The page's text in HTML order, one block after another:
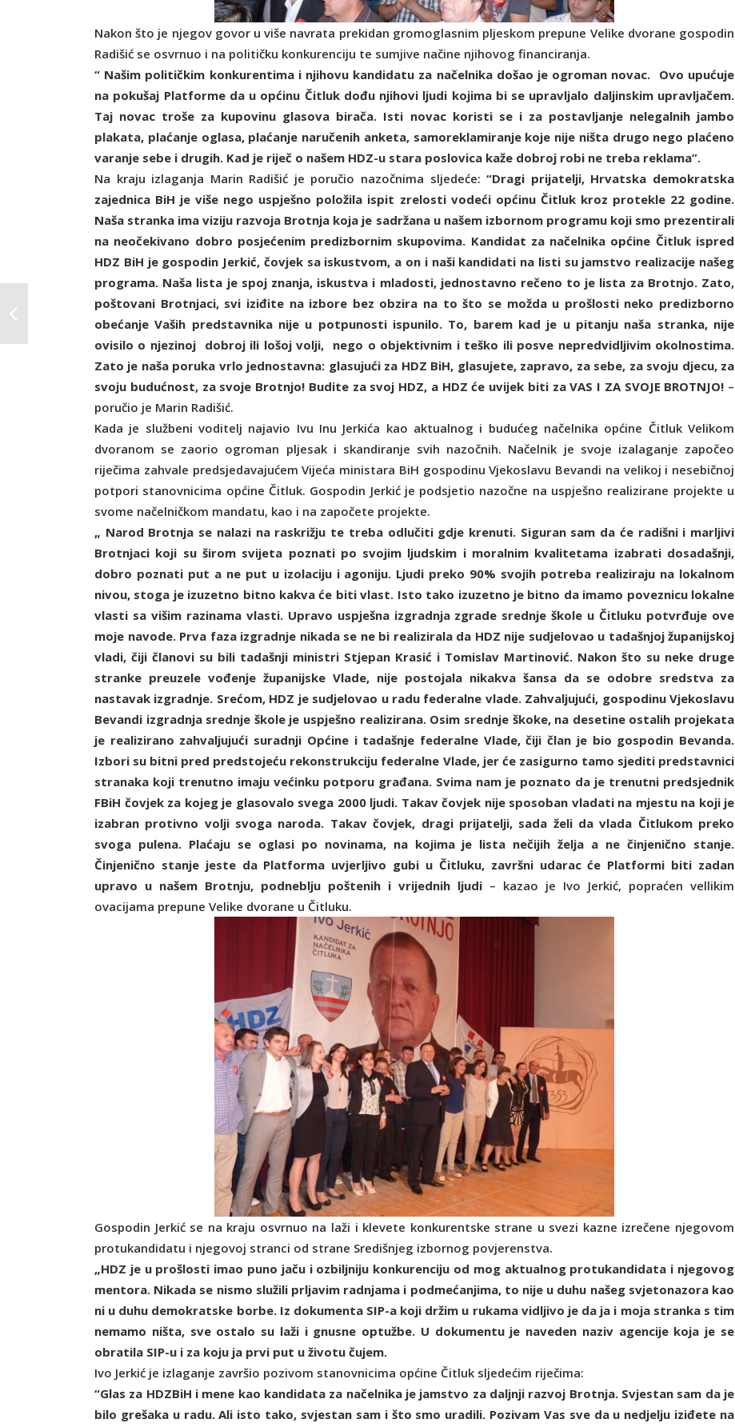
Nakon što je njegov govor u više navrata prekidan gromoglasnim pljeskom prepune Velike dvorane gospodin
Radišić se osvrnuo i na političku konkurenciju te sumjive načine njihovog financiranja.
“ Našim političkim konkurentima i njihovu kandidatu za načelnika došao je ogroman novac. Ovo upućuje
na pokušaj Platforme da u općinu Čitluk dođu njihovi ljudi kojima bi se upravljalo daljinskim upravljačem.
Taj novac troše za kupovinu glasova birača. Isti novac koristi se i za postavljanje nelegalnih jambo
plakata, plaćanje oglasa, plaćanje naručenih anketa, samoreklamiranje koje nije ništa drugo nego plaćeno
varanje sebe i drugih. Kad je riječ o našem HDZ-u stara poslovica kaže dobroj robi ne treba reklama”.
Na kraju izlaganja Marin Radišić je poručio nazočnima sljedeće:“Dragi prijatelji, Hrvatska demokratska
zajednica BiH je više nego uspješno položila ispit zrelosti vodeći općinu Čitluk kroz protekle 22 godine.
Naša stranka ima viziju razvoja Brotnja koja je sadržana u našem izbornom programu koji smo prezentirali
na neočekivano dobro posjećenim predizbornim skupovima. Kandidat za načelnika općine Čitluk ispred
HDZ BiH je gospodin Jerkić, čovjek sa iskustvom, a on i naši kandidati na listi su jamstvo realizacije našeg
programa. Naša lista je spoj znanja, iskustva i mladosti, jednostavno rečeno to je lista za Brotnjo. Zato,
poštovani Brotnjaci, svi iziđite na izbore bez obzira na to što se možda u prošlosti neko predizborno
obećanje Vaših predstavnika nije u potpunosti ispunilo. To, barem kad je u pitanju naša stranka, nije
ovisilo o njezinoj dobroj ili lošoj volji, nego o objektivnim i teško ili posve nepredvidljivim okolnostima.
Zato je naša poruka vrlo jednostavna: glasujući za HDZ BiH, glasujete, zapravo, za sebe, za svoju djecu, za
svoju budućnost, za svoje Brotnjo! Budite za svoj HDZ, a HDZ će uvijek biti za VAS I ZA SVOJE BROTNJO! –
poručio je Marin Radišić.
Kada je službeni voditelj najavio Ivu Inu Jerkića kao aktualnog i budućeg načelnika općine Čitluk Velikom
dvoranom se zaorio ogroman pljesak i skandiranje svih nazočnih. Načelnik je svoje izalaganje započeo
riječima zahvale predsjedavajućem Vijeća ministara BiH gospodinu Vjekoslavu Bevandi na velikoj i nesebičnoj
potpori stanovnicima općine Čitluk. Gospodin Jerkić je podsjetio nazočne na uspješno realizirane projekte u
svome načelničkom mandatu, kao i na započete projekte.
„ Narod Brotnja se nalazi na raskrižju te treba odlučiti gdje krenuti. Siguran sam da će radišni i marljivi
Brotnjaci koji su širom svijeta poznati po svojim ljudskim i moralnim kvalitetama izabrati dosadašnji,
dobro poznati put a ne put u izolaciju i agoniju. Ljudi preko 90% svojih potreba realiziraju na lokalnom
nivou, stoga je izuzetno bitno kakva će biti vlast. Isto tako izuzetno je bitno da imamo poveznicu lokalne
vlasti sa višim razinama vlasti. Upravo uspješna izgradnja zgrade srednje škole u Čitluku potvrđuje ove
moje navode. Prva faza izgradnje nikada se ne bi realizirala da HDZ nije sudjelovao u tadašnjoj županijskoj
vladi, čiji članovi su bili tadašnji ministri Stjepan Krasić i Tomislav Martinović. Nakon što su neke druge
stranke preuzele vođenje županijske Vlade, nije postojala nikakva šansa da se odobre sredstva za
nastavak izgradnje. Srećom, HDZ je sudjelovao u radu federalne vlade. Zahvaljujući, gospodinu Vjekoslavu
Bevandi izgradnja srednje škole je uspješno realizirana. Osim srednje škoke, na desetine ostalih projekata
je realizirano zahvaljujući suradnji Općine i tadašnje federalne Vlade, čiji član je bio gospodin Bevanda.
Izbori su bitni pred predstojeću rekonstrukciju federalne Vlade, jer će zasigurno tamo sjediti predstavnici
stranaka koji trenutno imaju većinku potporu građana. Svima nam je poznato da je trenutni predsjednik
FBiH čovjek za kojeg je glasovalo svega 2000 ljudi. Takav čovjek nije sposoban vladati na mjestu na koji je
izabran protivno volji svoga naroda. Takav čovjek, dragi prijatelji, sada želi da vlada Čitlukom preko
svoga pulena. Plaćaju se oglasi po novinama, na kojima je lista nečijih želja a ne činjenično stanje.
Činjenično stanje jeste da Platforma uvjerljivo gubi u Čitluku, završni udarac će Platformi biti zadan
upravo u našem Brotnju, podneblju poštenih i vrijednih ljudi – kazao je Ivo Jerkić, popraćen vellikim
ovacijama prepune Velike dvorane u Čitluku.
Gospodin Jerkić se na kraju osvrnuo na laži i klevete konkurentske strane u svezi kazne izrečene njegovom
protukandidatu i njegovoj stranci od strane Središnjeg izbornog povjerenstva.
„HDZ je u prošlosti imao puno jaču i ozbiljniju konkurenciju od mog aktualnog protukandidata i njegovog
mentora. Nikada se nismo služili prljavim radnjama i podmećanjima, to nije u duhu našeg svjetonazora kao
ni u duhu demokratske borbe. Iz dokumenta SIP-a koji držim u rukama vidljivo je da ja i moja stranka s tim
nemamo ništa, sve ostalo su laži i gnusne optužbe. U dokumentu je naveden naziv agencije koja je se
obratila SIP-u i za koju ja prvi put u životu čujem.
Ivo Jerkić je izlaganje završio pozivom stanovnicima općine Čitluk sljedećim riječima:
“Glas za HDZBiH i mene kao kandidata za načelnika je jamstvo za daljnji razvoj Brotnja. Svjestan sam da je
bilo grešaka u radu. Ali isto tako, svjestan sam i što smo uradili. Pozivam Vas sve da u nedjelju iziđete na